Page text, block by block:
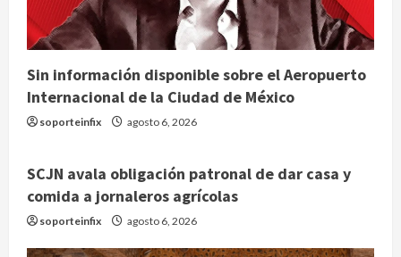
Sin información disponible sobre el Aeropuerto
Internacional de la Ciudad de México
soporteinfix agosto 6, 2026
SCJN avala obligación patronal de dar casa y
comida a jornaleros agrícolas
soporteinfix agosto 6, 2026